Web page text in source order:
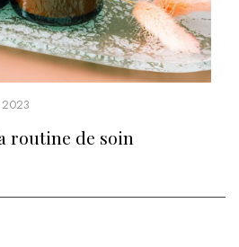
2023
routine de soin